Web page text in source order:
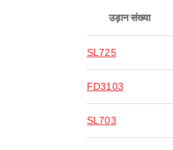
उड़ान संख्या
SL725
FD3103
SL703